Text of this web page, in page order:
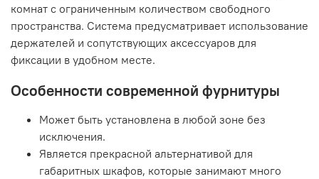
комнат с ограниченным количеством свободного
пространства. Система предусматривает использование
держателей и сопутствующих аксессуаров для
фиксации в удобном месте.
Особенности современной фурнитуры
Может быть установлена в любой зоне без
исключения.
Является прекрасной альтернативой для
габаритных шкафов, которые занимают много